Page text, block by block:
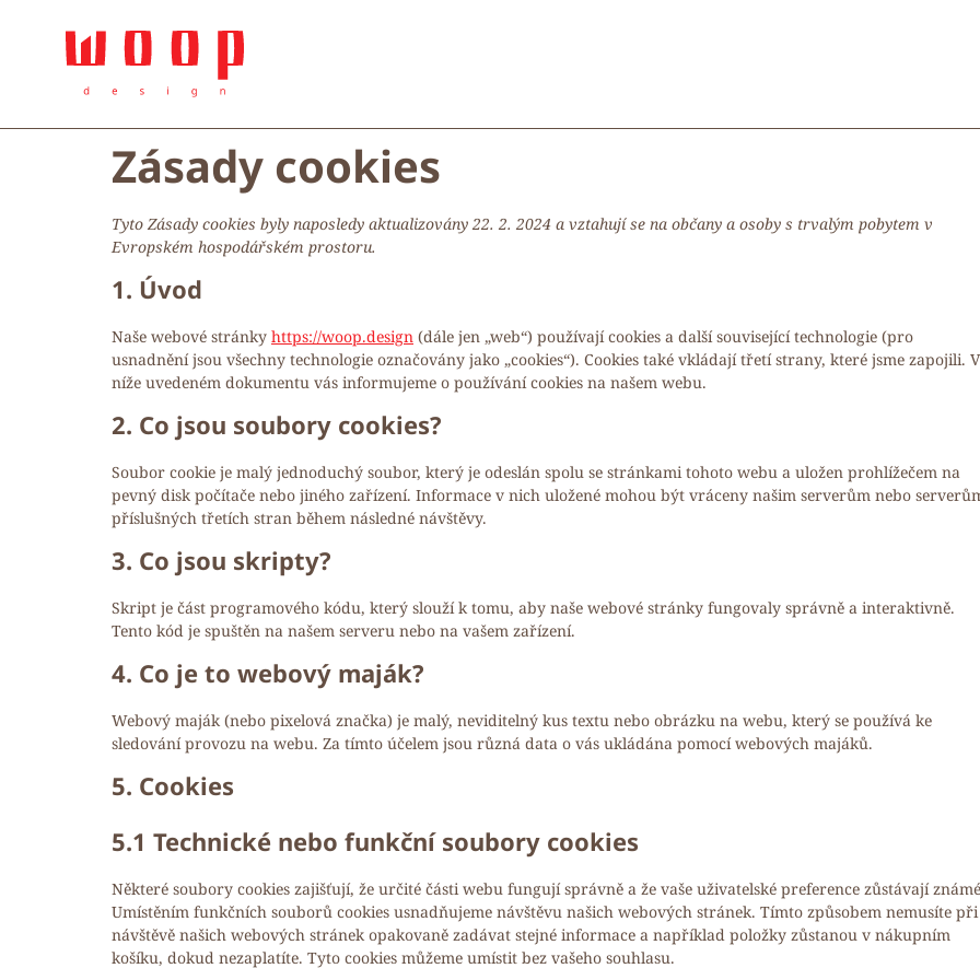
Zásady cookies
Tyto Zásady cookies byly naposledy aktualizovány 22. 2. 2024 a vztahují se na občany a osoby s trvalým pobytem v
Evropském hospodářském prostoru.
1. Úvod
Naše webové stránky https://woop.design (dále jen „web“) používají cookies a další související technologie (pro
usnadnění jsou všechny technologie označovány jako „cookies“). Cookies také vkládají třetí strany, které jsme zapojili. V
níže uvedeném dokumentu vás informujeme o používání cookies na našem webu.
2. Co jsou soubory cookies?
Soubor cookie je malý jednoduchý soubor, který je odeslán spolu se stránkami tohoto webu a uložen prohlížečem na
pevný disk počítače nebo jiného zařízení. Informace v nich uložené mohou být vráceny našim serverům nebo
příslušných třetích stran během následné návštěvy.
3. Co jsou skripty?
Skript je část programového kódu, který slouží k tomu, aby naše webové stránky fungovaly správně a interaktivně.
Tento kód je spuštěn na našem serveru nebo na vašem zařízení.
4. Co je to webový maják?
Webový maják (nebo pixelová značka) je malý, neviditelný kus textu nebo obrázku na webu, který se používá ke
sledování provozu na webu. Za tímto účelem jsou různá data o vás ukládána pomocí webových majáků.
5. Cookies
5.1 Technické nebo funkční soubory cookies
Některé soubory cookies zajišťují, že určité části webu fungují správně a že vaše uživatelské preference zůstávají
Umístěním funkčních souborů cookies usnadňujeme návštěvu našich webových stránek. Tímto způsobem nemusíte při
návštěvě našich webových stránek opakovaně zadávat stejné informace a například položky zůstanou v nákupním
košíku, dokud nezaplatíte. Tyto cookies můžeme umístit bez vašeho souhlasu.